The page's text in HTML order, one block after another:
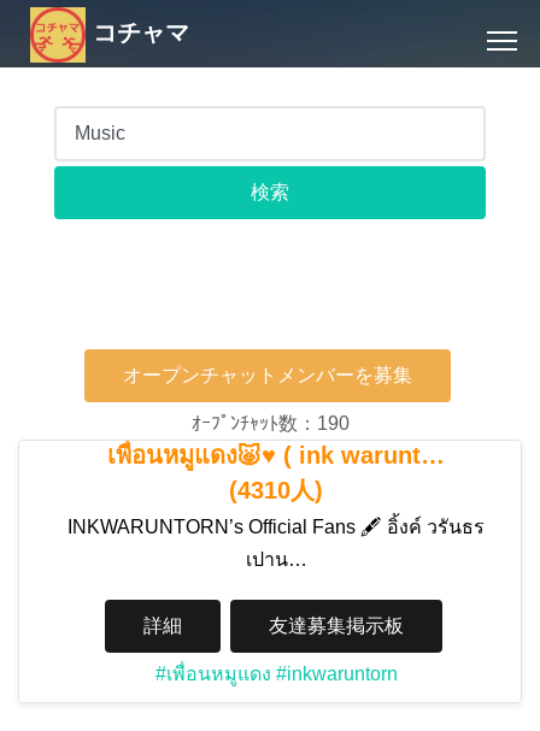
コチャマ
オープンチャットメンバーを募集
ｵｰﾌﾟﾝﾁｬｯﾄ数：190
เพื่อนหมูแดง🐷♥️ ( ink warunt…
(4310人)
INKWARUNTORN’s Official Fans 🖋️ อิ้งค์ วรันธร
เปาน…
詳細 友達募集掲示板
#เพื่อนหมูแดง #inkwaruntorn